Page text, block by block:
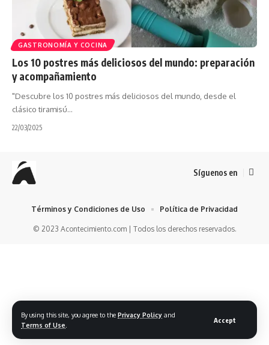
By using this site, you agree to the Privacy Policy and
Terms of Use
Accept
GASTRONOMÍA Y COCINA
Los 10 postres más deliciosos del mundo: preparación
y acompañamiento
"Descubre los 10 postres más deliciosos del mundo, desde el
clásico tiramisú…
22/03/2025
Síguenos en
© 2023 Acontecimiento.com | Todos los derechos reservados.
Términos y Condiciones de Uso Política de Privacidad